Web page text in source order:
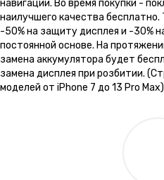
навигации. Во время покупки -
наилучшего качества
-50% на защиту дисплея и -30%
постоянной основе. На
замена аккумулятора будет
замена дисплея при розбитии.
моделей от iPhone 7 до 13 Pro Max)